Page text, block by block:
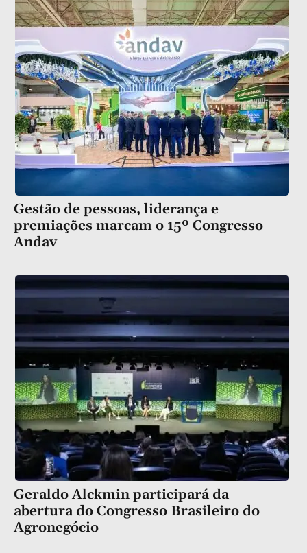
Gestão de pessoas, liderança e
premiações marcam o 15º Congresso
Andav
Geraldo Alckmin participará da
abertura do Congresso Brasileiro do
Agronegócio